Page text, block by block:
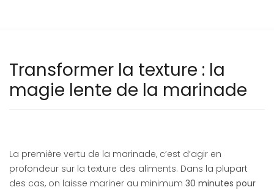
Transformer la texture : la
magie lente de la marinade
La première vertu de la marinade, c’est d’agir en
profondeur sur la texture des aliments. Dans la plupart
des cas, on laisse mariner au minimum 30 minutes pour